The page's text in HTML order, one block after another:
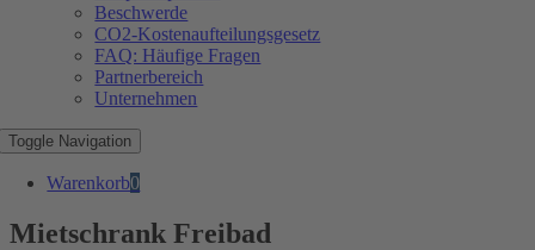
Beschwerde
CO2-Kostenaufteilungsgesetz
FAQ: Häufige Fragen
Partnerbereich
Unternehmen
Toggle Navigation
Warenkorb0
Mietschrank Freibad